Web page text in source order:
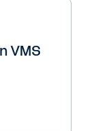
VMS